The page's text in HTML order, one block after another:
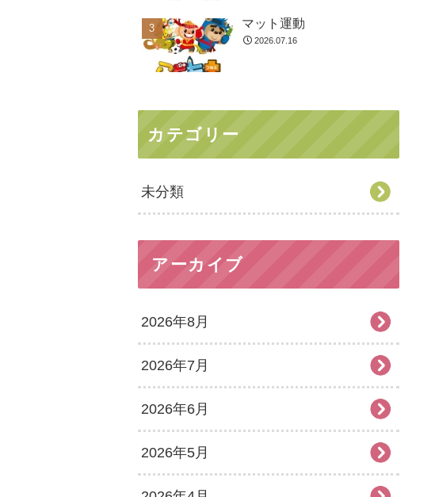
マット運動
2026.07.16
カテゴリー
未分類
アーカイブ
2026年8月
2026年7月
2026年6月
2026年5月